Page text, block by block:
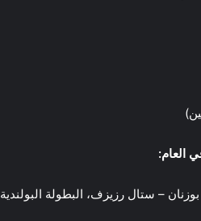
العام:
– ستال رزيزف، البطولة البولندية